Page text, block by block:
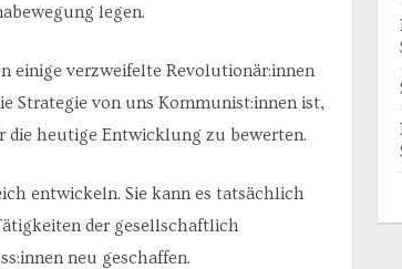
legen.
einige verzweifelte Revolutionär:innen
Strategie von uns Kommunist:innen ist,
die heutige Entwicklung zu bewerten.
entwickeln. Sie kann es tatsächlich
der gesellschaftlich
neu geschaffen.